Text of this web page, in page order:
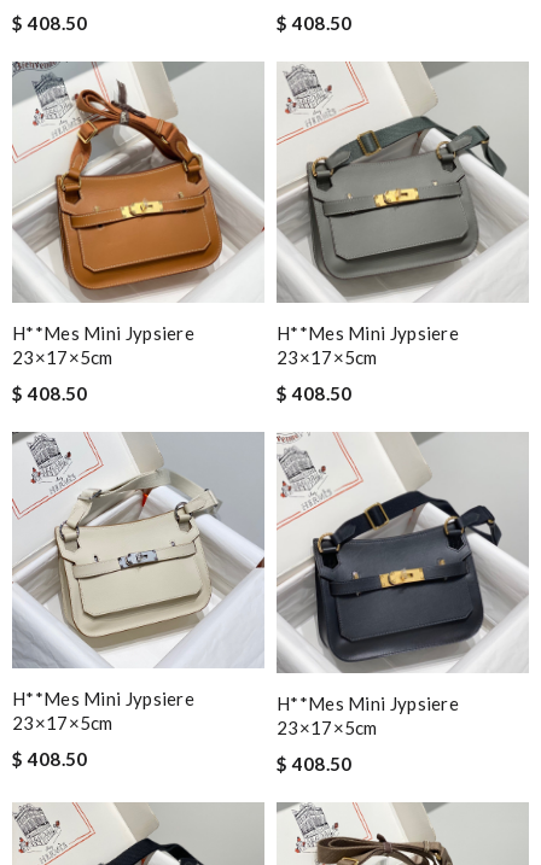
$ 408.50
$ 408.50
H**mes Mini Jypsiere
23×17×5cm
$ 408.50
H**mes Mini Jypsiere
23×17×5cm
$ 408.50
H**mes Mini Jypsiere
23×17×5cm
$ 408.50
H**mes Mini Jypsiere
23×17×5cm
$ 408.50